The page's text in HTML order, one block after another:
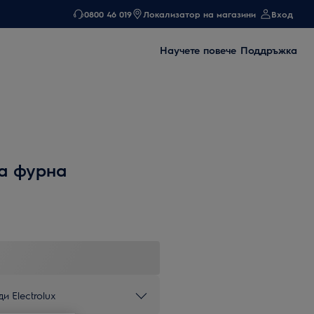
0800 46 019 Локализатор на магазини Вход
Научете повече Поддръжка
фурна
Electrolux